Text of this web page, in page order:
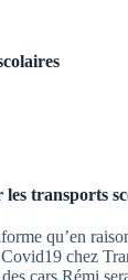
transports
qu’en
chez